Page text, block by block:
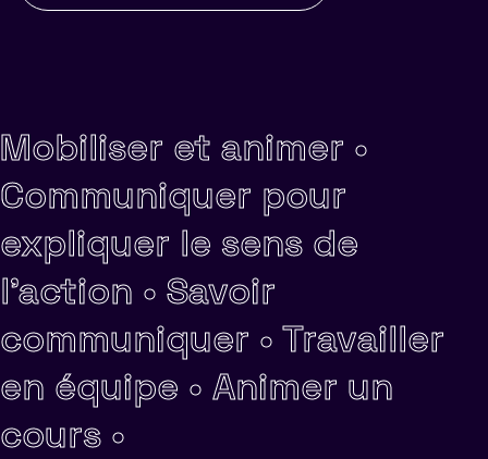
Mobiliser et animer •
Communiquer pour
expliquer le sens de
l'action • Savoir
communiquer • Travailler
en équipe • Animer un
cours •